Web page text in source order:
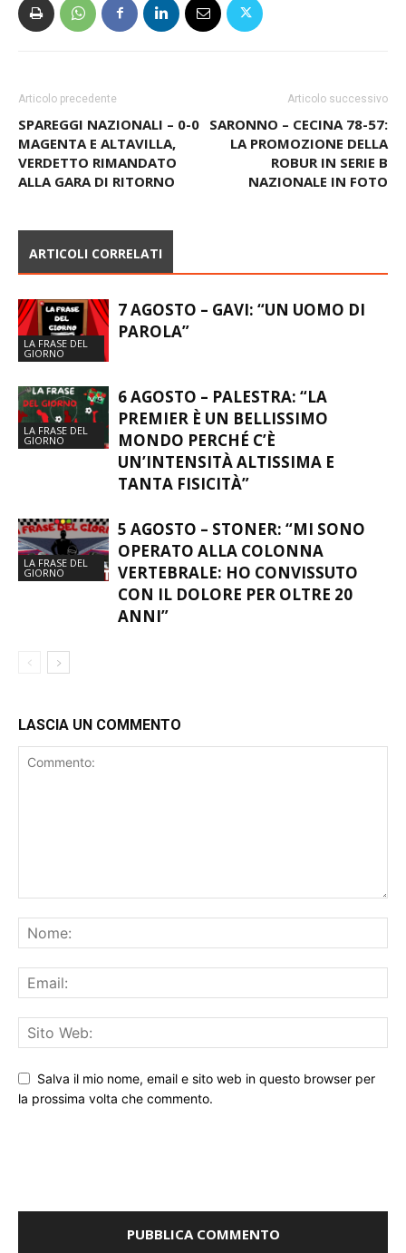
Articolo precedente
SPAREGGI NAZIONALI – 0-0
MAGENTA E ALTAVILLA,
VERDETTO RIMANDATO
ALLA GARA DI RITORNO
Articolo successivo
SARONNO – CECINA 78-57:
LA PROMOZIONE DELLA
ROBUR IN SERIE B
NAZIONALE IN FOTO
ARTICOLI CORRELATI
LA FRASE DEL
GIORNO
7 AGOSTO – GAVI: “UN UOMO DI
PAROLA”
LA FRASE DEL
GIORNO
6 AGOSTO – PALESTRA: “LA
PREMIER È UN BELLISSIMO
MONDO PERCHÉ C’È
UN’INTENSITÀ ALTISSIMA E
TANTA FISICITÀ”
LA FRASE DEL
GIORNO
5 AGOSTO – STONER: “MI SONO
OPERATO ALLA COLONNA
VERTEBRALE: HO CONVISSUTO
CON IL DOLORE PER OLTRE 20
ANNI”
LASCIA UN COMMENTO
Salva il mio nome, email e sito web in questo browser per
la prossima volta che commento.